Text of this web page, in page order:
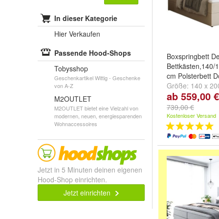
In dieser Kategorie
Hier Verkaufen
Passende Hood-Shops
Tobysshop
Geschenkartikel Wittig - Geschenke
von A-Z
M2OUTLET
M2OUTLET bietet eine Vielzahl von
modernen, neuen, energiesparenden
Wohnaccessoires
Jetzt in 5 Minuten deinen eigenen
Hood-Shop einrichten.
Jetzt einrichten
Boxspringbett
Bettkästen,140/
cm Polsterbett
Größe: 140 x
200 cmund180
ab 559,00 €
739,00 €
Kostenloser Versand